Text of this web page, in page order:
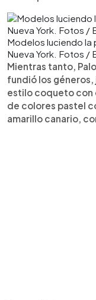
Modelos luciendo
Nueva York. Fotos /
Mientras tanto,
fundió los géneros,
estilo coqueto con
de colores pastel
amarillo canario,